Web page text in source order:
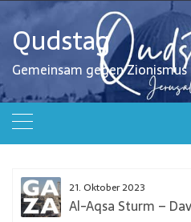
Zum
Inhalt
springen
Qudstag
Gemeinsam gegen
21. Oktober 2023
Al-Aqsa Sturm –